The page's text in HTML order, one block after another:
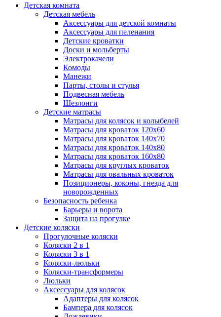
Детская комната
Детская мебель
Аксессуары для детской комнаты
Аксессуары для пеленания
Детские кроватки
Доски и мольберты
Электрокачели
Комоды
Манежи
Парты, столы и стулья
Подвесная мебель
Шезлонги
Детские матрасы
Матрасы для колясок и колыбелей
Матрасы для кроваток 120х60
Матрасы для кроваток 140х70
Матрасы для кроваток 140х80
Матрасы для кроваток 160х80
Матрасы для круглых кроваток
Матрасы для овальных кроваток
Позиционеры, коконы, гнезда для
новорожденных
Безопасность ребенка
Барьеры и ворота
Защита на прогулке
Детские коляски
Прогулочные коляски
Коляски 2 в 1
Коляски 3 в 1
Коляски-люльки
Коляски-трансформеры
Люльки
Аксессуары для колясок
Адаптеры для колясок
Бампера для колясок